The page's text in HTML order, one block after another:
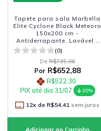
Tapete para sala Marbella
Elite Cyclone Black Meteoro
150x200 cm -
Antiderrapante, Lavável e
Sofisticado
(0)
De R$735,06
Por R$652,88
R$522,30
PIX até dia 31/07
20%
12x de R$54,41 sem juros